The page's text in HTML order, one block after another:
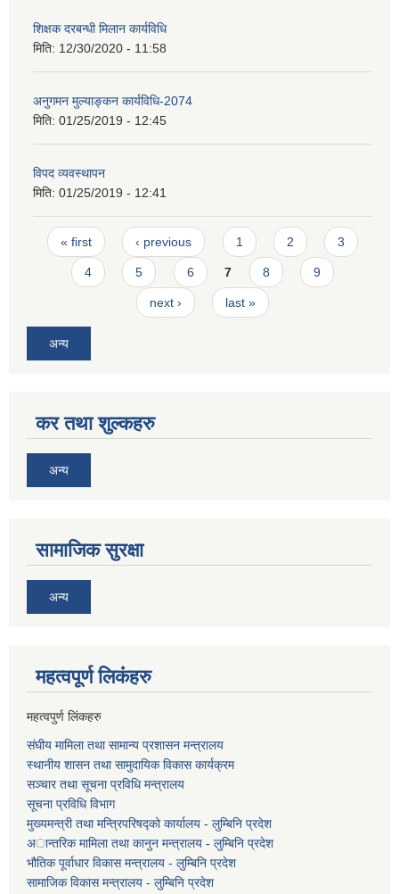
शिक्षक दरबन्धी मिलान कार्यविधि
मिति: 12/30/2020 - 11:58
अनुगमन मुल्याङ्कन कार्यविधि-2074
मिति: 01/25/2019 - 12:45
विपद व्यवस्थापन
मिति: 01/25/2019 - 12:41
Pages
« first ‹ previous 1 2 3
4 5 6 7 8 9
next › last »
अन्य
कर तथा शुल्कहरु
अन्य
सामाजिक सुरक्षा
अन्य
महत्वपूर्ण लि‌कंंहरु
महत्वपुर्ण लिंकहरु
संघीय मामिला तथा सामान्य प्रशासन मन्त्रालय
स्थानीय शासन तथा सामुदायिक विकास कार्यक्रम
सञ्चार तथा सूचना प्रविधि मन्त्रालय
सूचना प्रविधि विभाग
मुख्यमन्त्री तथा मन्त्रिपरिषद्को कार्यालय - लुम्बिनि प्रदेश
अान्तरिक मामिला तथा कानुन मन्त्रालय - लुम्बिनि प्रदेश
भौतिक पूर्वाधार विकास मन्त्रालय - लुम्बिनि प्रदेश
सामाजिक विकास मन्त्रालय - लुम्बिनि प्रदेश